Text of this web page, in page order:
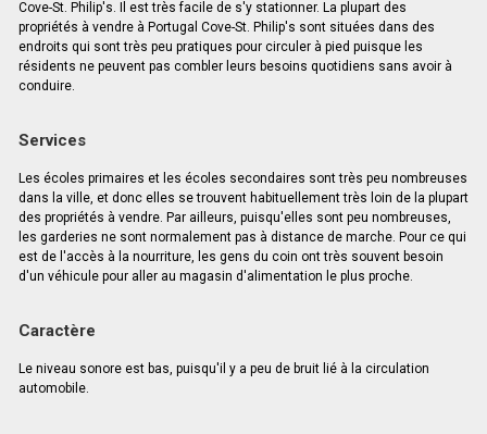
Cove-St. Philip's. Il est très facile de s'y stationner. La plupart des
propriétés à vendre à Portugal Cove-St. Philip's sont situées dans des
endroits qui sont très peu pratiques pour circuler à pied puisque les
résidents ne peuvent pas combler leurs besoins quotidiens sans avoir à
conduire.
Services
Les écoles primaires et les écoles secondaires sont très peu nombreuses
dans la ville, et donc elles se trouvent habituellement très loin de la plupart
des propriétés à vendre. Par ailleurs, puisqu'elles sont peu nombreuses,
les garderies ne sont normalement pas à distance de marche. Pour ce qui
est de l'accès à la nourriture, les gens du coin ont très souvent besoin
d'un véhicule pour aller au magasin d'alimentation le plus proche.
Caractère
Le niveau sonore est bas, puisqu'il y a peu de bruit lié à la circulation
automobile.